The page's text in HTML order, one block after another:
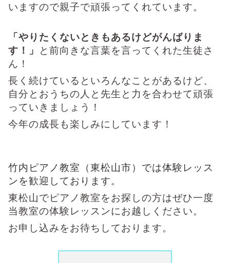
いますので親子で頑張ってくれています。
「やりたくないときもあるけどがんばりま
す！」
と前向きな言葉を言ってくれた生徒さ
ん！
長く続けているといろんなことがあるけど、
自分とおうちの人と先生と力を合わせて頑張
っていきましょう！
今年の成長も楽しみにしています！
竹内ピアノ教室（東松山市）では体験レッス
ンを歓迎しております。
東松山でピアノ教室をお探しの方はぜひ一度
当教室の体験レッスンにお越しください。
お申し込みをお待ちしております。